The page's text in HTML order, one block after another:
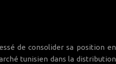
de consolider sa position en
tunisien dans la distribution